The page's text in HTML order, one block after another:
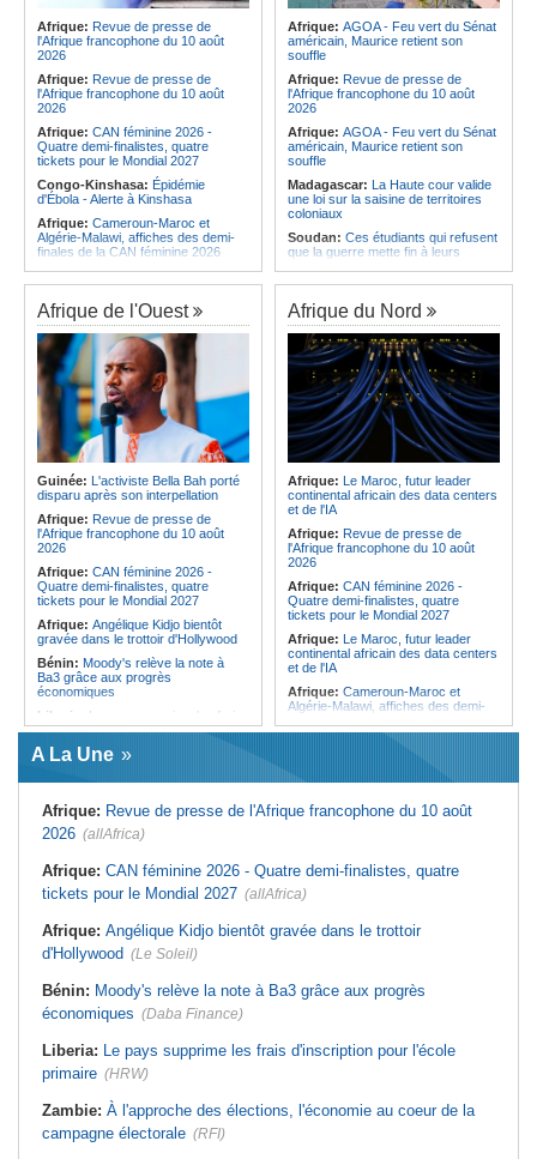
Orient, l'Érythrée opère-t-elle un
retour sur la scène diplomatique?
Cameroun et le Malawi réalisent
l'exploit et rejoignent le dernier carré
Afrique:Le Ghana, l'Égypte, le
Sénégal, le Maroc et l'Afrique du Sud
accueilleront plusieurs compétitions
de la CAF en 2026/27
Afrique: Revue de presse de
l'Afrique francophone du 10 août
2026
Afrique: Revue de presse de
l'Afrique francophone du 10 août
2026
Afrique: CAN féminine 2026 -
Quatre demi-finalistes, quatre
tickets pour le Mondial 2027
Congo-Kinshasa: Épidémie
d'Ébola - Alerte à Kinshasa
Afrique: Cameroun-Maroc et
Algérie-Malawi, affiches des demi-
finales de la CAN féminine 2026
Angola:Une loi sur les «fausses
informations» suscite des craintes
pour la liberté d'expression
Congo-Kinshasa:Ebola - La
majorité des décès surviennent loin
des centres de soins
Gabon:Avec l'accrochage du
drapeau obligatoire, les
commerçants de Libreville craignent
le racket
Congo-Kinshasa:
Après la
libération de 15 détenus, les
divergences persistent entre
Kinshasa et l'AFC/M23
Cameroun:Une épidémie de
choléra touche le nord du pays
Afrique: AGOA - Feu vert du Sénat
américain, Maurice retient son
souffle
Afrique: Revue de presse de
l'Afrique francophone du 10 août
2026
Afrique: AGOA - Feu vert du Sénat
américain, Maurice retient son
souffle
Madagascar: La Haute cour valide
une loi sur la saisine de territoires
coloniaux
Soudan: Ces étudiants qui refusent
que la guerre mette fin à leurs
Afrique:Avec la guerre au Moyen-
Orient, l'Érythrée opère-t-elle un
retour sur la scène diplomatique?
Ile Maurice: Maurice regarde vers
la Maison-Blanche
Ethiopie:Le Parti de la prospérité
placera le bien-être des citoyens au
coeur du prochain programme
quinquennal
Afrique de l'Est:
L'aventurisme
militaire du régime érythréen risque
de replonger la Corne de l'Afrique
dans le conflit
Afrique:
Hamdi et Youssef Slama décrochent
l'or à la Coupe d'Afrique de triathlon
Afrique de l'Ouest
Guinée: L'activiste Bella Bah porté
disparu après son interpellation
Afrique: Revue de presse de
l'Afrique francophone du 10 août
2026
Afrique: CAN féminine 2026 -
Quatre demi-finalistes, quatre
tickets pour le Mondial 2027
Afrique: Angélique Kidjo bientôt
gravée dans le trottoir d'Hollywood
Bénin: Moody's relève la note à
Ba3 grâce aux progrès
économiques
Liberia: Le pays supprime les frais
d'inscription pour l'école primaire
Mali: Accrochages entre forces
encore disséminés sur le territoire
Sénégal:Sortie violente d'Ousmane
Sonko contre Diomaye Faye
Afrique:
Cameroun-Maroc et
finales de la CAN féminine 2026
Guinée: L'activiste Bella Bah porté
Afrique du Nord
Afrique: Le Maroc, futur leader
continental africain des data centers
et de l'IA
Afrique: Revue de presse de
l'Afrique francophone du 10 août
2026
Afrique: CAN féminine 2026 -
Quatre demi-finalistes, quatre
tickets pour le Mondial 2027
Afrique: Le Maroc, futur leader
continental africain des data centers
et de l'IA
Afrique: Cameroun-Maroc et
Algérie-Malawi, affiches des demi-
sommet Kang Yatse II
Maroc:Ceuta et Melilla - L'histoire
Afrique: Un ex-otage allemand
kidnappé au Niger récupéré par les
Afrique:Bamako - Alger - Câbles et
Maroc:
Crise migratoire - L'UE
salue l'action conjointe du pays et de
A La Une
Afrique: Revue de presse de l'Afrique francophone du 10 août
2026 (allAfrica)
Afrique: CAN féminine 2026 - Quatre demi-finalistes, quatre
tickets pour le Mondial 2027 (allAfrica)
Afrique: Angélique Kidjo bientôt gravée dans le trottoir
d'Hollywood (Le Soleil)
Bénin: Moody's relève la note à Ba3 grâce aux progrès
économiques (Daba Finance)
Liberia: Le pays supprime les frais d'inscription pour l'école
primaire (HRW)
Zambie: À l'approche des élections, l'économie au coeur de la
campagne électorale (RFI)